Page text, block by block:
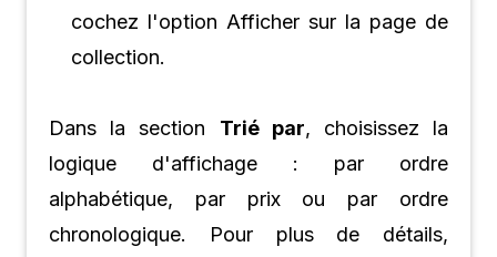
cochez l'option Afficher sur la page de
collection.
Dans la section Trié par, choisissez la
logique d'affichage : par ordre
alphabétique, par prix ou par ordre
chronologique. Pour plus de détails,